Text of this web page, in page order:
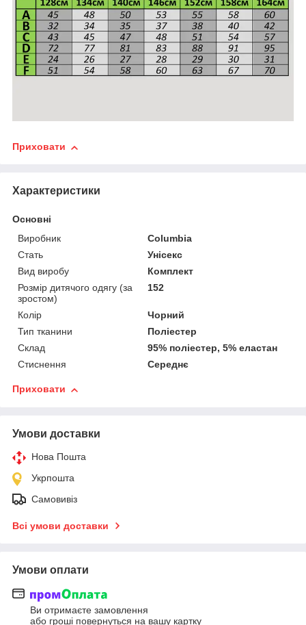
Приховати
Характеристики
Основні
Виробник
Columbia
Стать
Унісекс
Вид виробу
Комплект
Розмір дитячого одягу (за
зростом)
152
Колір
Чорний
Тип тканини
Поліестер
Склад
95% поліестер, 5% еластан
Стиснення
Середнє
Приховати
Умови доставки
Нова Пошта
Укрпошта
Самовивіз
Всі умови доставки
Умови оплати
Ви отримаєте замовлення
або гроші повернуться на вашу картку